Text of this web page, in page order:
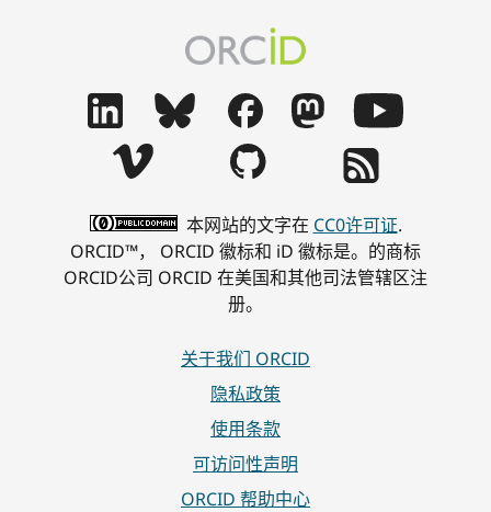
本网站的文字在 CC0许可证.
ORCID™， ORCID 徽标和 iD 徽标是。的商标
ORCID公司 ORCID 在美国和其他司法管辖区注
册。
关于我们 ORCID
隐私政策
使用条款
可访问性声明
ORCID 帮助中心